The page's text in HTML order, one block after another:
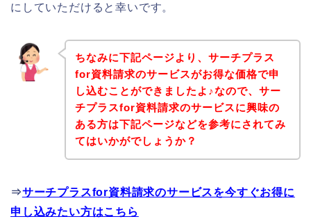
にしていただけると幸いです。
ちなみに下記ページより、サーチプラス
for資料請求のサービスがお得な価格で申
し込むことができましたよ♪なので、サー
チプラスfor資料請求のサービスに興味の
ある方は下記ページなどを参考にされてみ
てはいかがでしょうか？
⇒サーチプラスfor資料請求のサービスを今すぐお得に
申し込みたい方はこちら